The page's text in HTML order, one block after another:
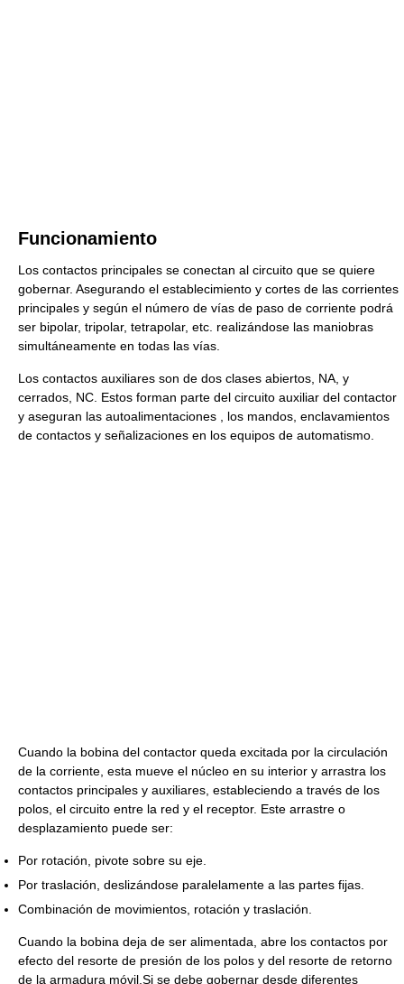
Funcionamiento
Los contactos principales se conectan al circuito que se quiere
gobernar. Asegurando el establecimiento y cortes de las corrientes
principales y según el número de vías de paso de corriente podrá
ser bipolar, tripolar, tetrapolar, etc. realizándose las maniobras
simultáneamente en todas las vías.
Los contactos auxiliares son de dos clases abiertos, NA, y
cerrados, NC. Estos forman parte del circuito auxiliar del contactor
y aseguran las autoalimentaciones , los mandos, enclavamientos
de contactos y señalizaciones en los equipos de automatismo.
Cuando la bobina del contactor queda excitada por la circulación
de la corriente, esta mueve el núcleo en su interior y arrastra los
contactos principales y auxiliares, estableciendo a través de los
polos, el circuito entre la red y el receptor. Este arrastre o
desplazamiento puede ser:
Por rotación, pivote sobre su eje.
Por traslación, deslizándose paralelamente a las partes fijas.
Combinación de movimientos, rotación y traslación.
Cuando la bobina deja de ser alimentada, abre los contactos por
efecto del resorte de presión de los polos y del resorte de retorno
de la armadura móvil.Si se debe gobernar desde diferentes